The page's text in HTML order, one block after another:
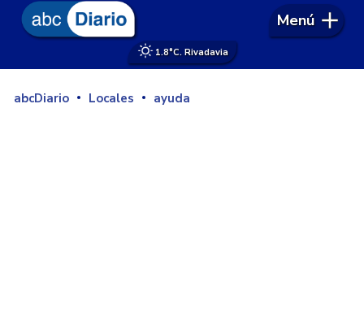
1.8°C. Rivadavia
Menú
abcDiario Locales ayuda